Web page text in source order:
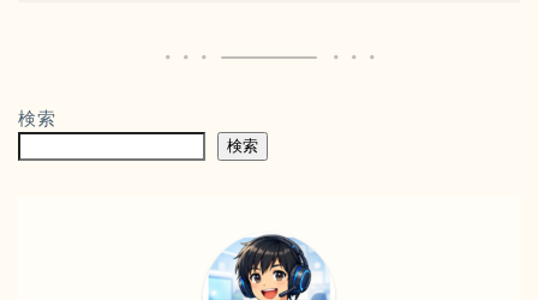
検索
検索